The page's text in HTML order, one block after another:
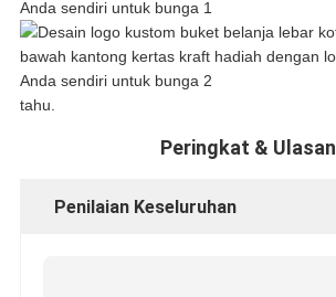
tahu.
Peringkat & Ulasan
Penilaian Keseluruhan